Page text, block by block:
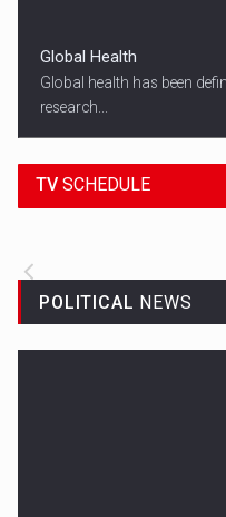
Global Health
Global health has been
research...
TV SCHEDULE
18:45
ALL THE LATEST
AROUND THE
POLITICAL NEWS